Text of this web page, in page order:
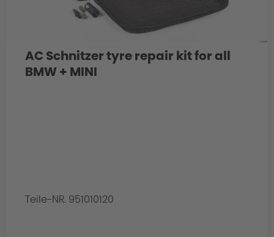
AC Schnitzer tyre repair kit for all
BMW + MINI
Teile-NR. 951010120